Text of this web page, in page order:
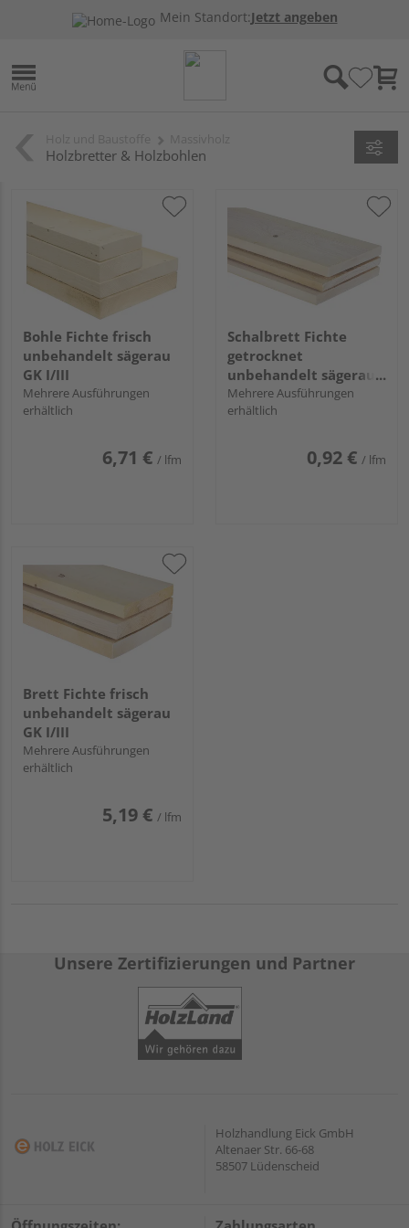
Mein Standort:Jetzt angeben
Holzbretter & Holzbohlen
Bohle Fichte frisch
unbehandelt sägerau
GK I/III
Mehrere Ausführungen
erhältlich
6,71 € / lfm
Schalbrett Fichte
getrocknet
unbehandelt sägerau
GK II/IV
Mehrere Ausführungen
erhältlich
0,92 € / lfm
Brett Fichte frisch
unbehandelt sägerau
GK I/III
Mehrere Ausführungen
erhältlich
5,19 € / lfm
Unsere Zertifizierungen und Partner
Holzhandlung Eick GmbH
Altenaer Str. 66-68
58507 Lüdenscheid